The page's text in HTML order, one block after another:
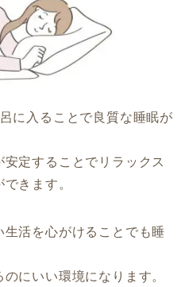
に入ることで良質な睡眠が
定することでリラックス
きます。
活を心がけることでも睡
にいい環境になります。